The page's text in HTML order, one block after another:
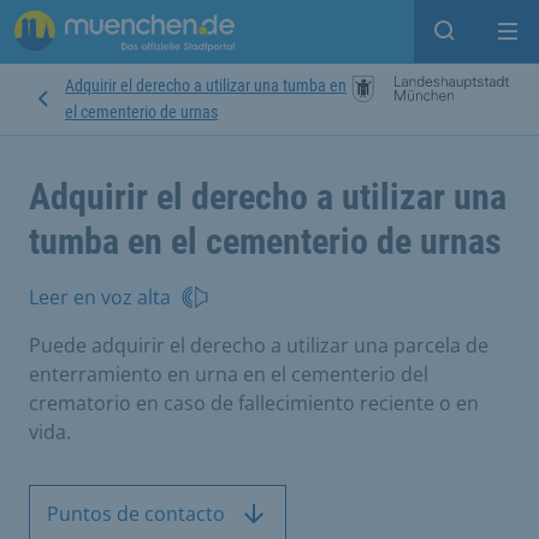
Open
Adquirir el derecho a utilizar una tumba en
el cementerio de urnas
Adquirir el derecho a utilizar una
tumba en el cementerio de urnas
Leer en voz alta
Puede adquirir el derecho a utilizar una parcela de
enterramiento en urna en el cementerio del
crematorio en caso de fallecimiento reciente o en
vida.
Puntos de contacto